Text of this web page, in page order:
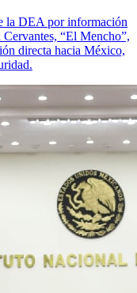
la DEA por información
“El Mencho”,
directa hacia México,